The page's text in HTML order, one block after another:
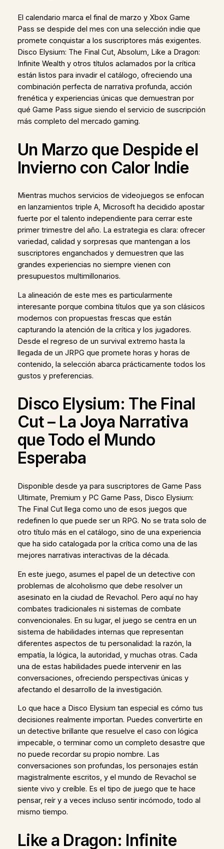
El calendario marca el final de marzo y Xbox Game
Pass se despide del mes con una selección indie que
promete conquistar a los suscriptores más exigentes.
Disco Elysium: The Final Cut, Absolum, Like a Dragon:
Infinite Wealth y otros títulos aclamados por la crítica
están listos para invadir el catálogo, ofreciendo una
combinación perfecta de narrativa profunda, acción
frenética y experiencias únicas que demuestran por
qué Game Pass sigue siendo el servicio de suscripción
más completo del mercado gaming.
Un Marzo que Despide el
Invierno con Calor Indie
Mientras muchos servicios de videojuegos se enfocan
en lanzamientos triple A, Microsoft ha decidido apostar
fuerte por el talento independiente para cerrar este
primer trimestre del año. La estrategia es clara: ofrecer
variedad, calidad y sorpresas que mantengan a los
suscriptores enganchados y demuestren que las
grandes experiencias no siempre vienen con
presupuestos multimillonarios.
La alineación de este mes es particularmente
interesante porque combina títulos que ya son clásicos
modernos con propuestas frescas que están
capturando la atención de la crítica y los jugadores.
Desde el regreso de un survival extremo hasta la
llegada de un JRPG que promete horas y horas de
contenido, la selección abarca prácticamente todos los
gustos y preferencias.
Disco Elysium: The Final
Cut – La Joya Narrativa
que Todo el Mundo
Esperaba
Disponible desde ya para suscriptores de Game Pass
Ultimate, Premium y PC Game Pass, Disco Elysium:
The Final Cut llega como uno de esos juegos que
redefinen lo que puede ser un RPG. No se trata solo de
otro título más en el catálogo, sino de una experiencia
que ha sido catalogada por la crítica como una de las
mejores narrativas interactivas de la década.
En este juego, asumes el papel de un detective con
problemas de alcoholismo que debe resolver un
asesinato en la ciudad de Revachol. Pero aquí no hay
combates tradicionales ni sistemas de combate
convencionales. En su lugar, el juego se centra en un
sistema de habilidades internas que representan
diferentes aspectos de tu personalidad: la razón, la
empatía, la lógica, la autoridad, y muchas otras. Cada
una de estas habilidades puede intervenir en las
conversaciones, ofreciendo perspectivas únicas y
afectando el desarrollo de la investigación.
Lo que hace a Disco Elysium tan especial es cómo tus
decisiones realmente importan. Puedes convertirte en
un detective brillante que resuelve el caso con lógica
impecable, o terminar como un completo desastre que
no puede recordar su propio nombre. Las
conversaciones son profundas, los personajes están
magistralmente escritos, y el mundo de Revachol se
siente vivo y creíble. Es el tipo de juego que te hace
pensar, reír y a veces incluso sentir incómodo, todo al
mismo tiempo.
Like a Dragon: Infinite